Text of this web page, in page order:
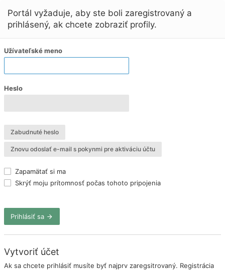
Portál vyžaduje, aby ste boli zaregistrovaný a
prihlásený, ak chcete zobraziť profily.
Užívateľské meno
Heslo
Zabudnuté heslo
Znovu odoslať e-mail s pokynmi pre aktiváciu účtu
Zapamätať si ma
Skrýť moju prítomnosť počas tohoto pripojenia
Prihlásiť sa
Vytvoriť účet
Ak sa chcete prihlásiť musíte byť najprv zaregsitrovaný. Registrácia